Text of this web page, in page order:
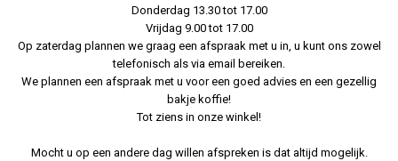
Donderdag 13.30 tot 17.00
Vrijdag 9.00 tot 17.00
Op zaterdag plannen we graag een afspraak met u in, u kunt ons zowel
telefonisch als via email bereiken.
We plannen een afspraak met u voor een goed advies en een gezellig
bakje koffie!
Tot ziens in onze winkel!
Mocht u op een andere dag willen afspreken is dat altijd mogelijk.